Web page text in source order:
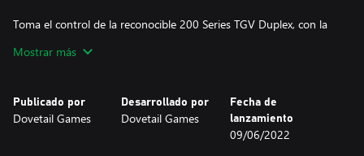
Toma el control de la reconocible 200 Series TGV Duplex, con la
Marseille-Saint-Charles, que contrasta con las estaciones
que con solo dos se puede transportar a más de 1000 pasajeros
hasta la costa.
Mostrar más
Publicado por
Dovetail Games
Desarrollado por
Dovetail Games
Fecha de
lanzamiento
09/06/2022